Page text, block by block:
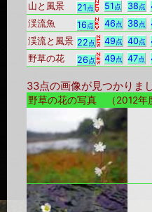
山と風景
21点 51点 38点
渓流魚
16点 46点 38点
渓流と風景 22点 49点 40点
野草の花
26点 49点 47点
33点の画像が見つかり
野草の花の写真 （2012年